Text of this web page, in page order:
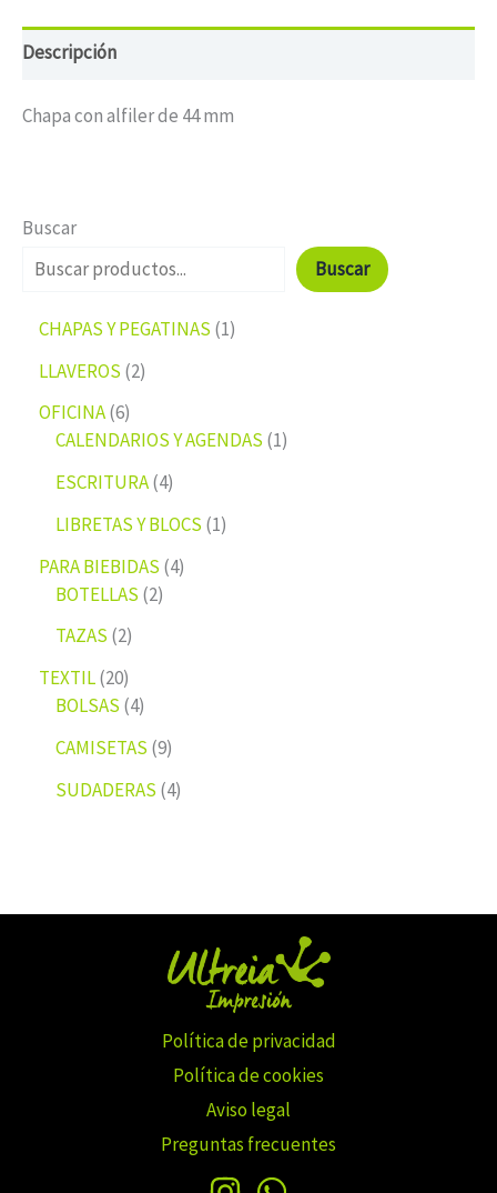
Descripción
Chapa con alfiler de 44 mm
Buscar
Buscar
CHAPAS Y PEGATINAS 1
LLAVEROS 2
OFICINA 6
CALENDARIOS Y AGENDAS 1
ESCRITURA 4
LIBRETAS Y BLOCS 1
PARA BIEBIDAS 4
BOTELLAS 2
TAZAS 2
TEXTIL 20
BOLSAS 4
CAMISETAS 9
SUDADERAS 4
Política de privacidad
Política de cookies
Aviso legal
Preguntas frecuentes